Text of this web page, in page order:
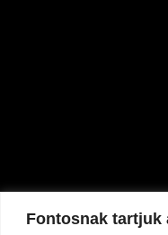
Fontosnak tartjuk